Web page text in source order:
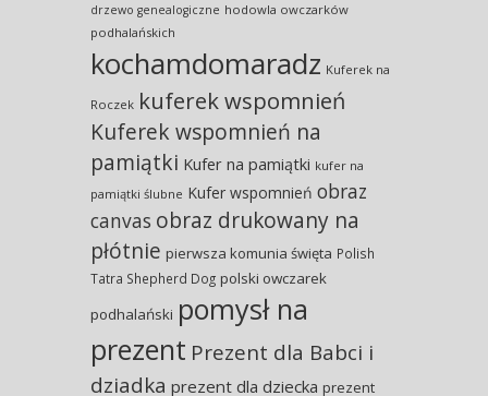
drzewo genealogiczne hodowla owczarków
podhalańskich
kochamdomaradz Kuferek na
Roczek kuferek wspomnień
Kuferek wspomnień na
pamiątki Kufer na pamiątki kufer na
pamiątki ślubne Kufer wspomnień obraz
canvas obraz drukowany na
płótnie pierwsza komunia święta Polish
Tatra Shepherd Dog polski owczarek
podhalański pomysł na
prezent Prezent dla Babci i
dziadka prezent dla dziecka prezent